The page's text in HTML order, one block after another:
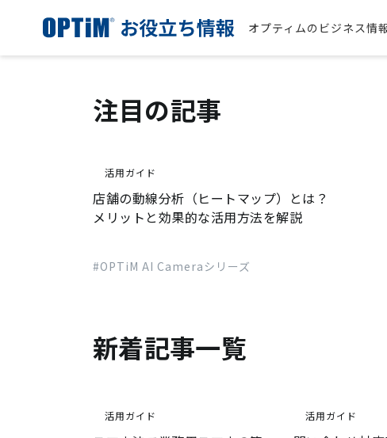
オプティムのビジネス情
注目の記事
活用ガイド
店舗の動線分析（ヒートマップ）とは？
メリットと効果的な活用方法を解説
#OPTiM AI Cameraシリーズ
新着記事一覧
活用ガイド 活用ガイド